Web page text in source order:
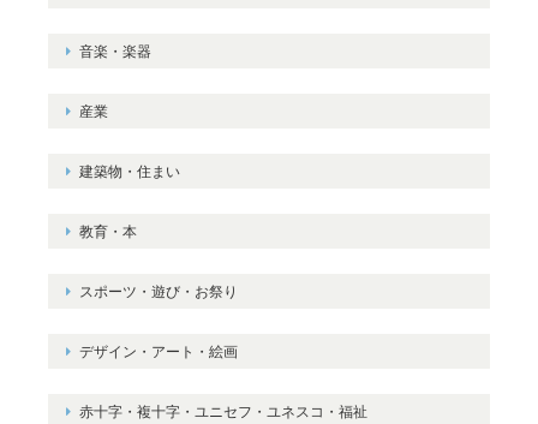
音楽・楽器
産業
建築物・住まい
教育・本
スポーツ・遊び・お祭り
デザイン・アート・絵画
赤十字・複十字・ユニセフ・ユネスコ・福祉